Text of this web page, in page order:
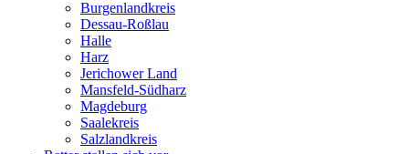
Burgenlandkreis
Dessau-Roßlau
Halle
Harz
Jerichower Land
Mansfeld-Südharz
Magdeburg
Saalekreis
Salzlandkreis